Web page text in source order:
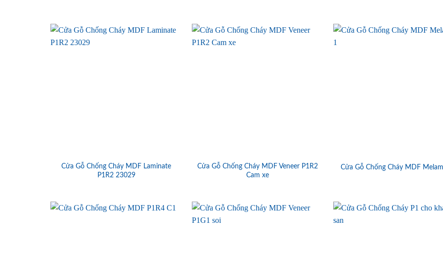
Cửa Gỗ Chống Cháy MDF Laminate
P1R2 23029
Cửa Gỗ Chống Cháy MDF Veneer P1R2
Cam xe
Cửa Gỗ Chống Cháy MDF